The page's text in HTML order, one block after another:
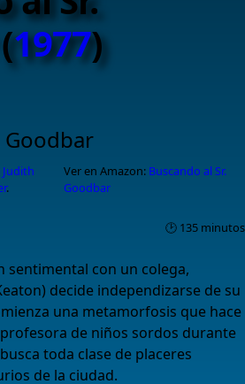
1977)
Judith
.
Ver en Amazon: Buscando al Sr.
Goodbar
🕑 135 minutos
sentimental con un colega,
decide independizarse de su
una metamorfosis que hace
de niños sordos durante
toda clase de placeres
de la ciudad.